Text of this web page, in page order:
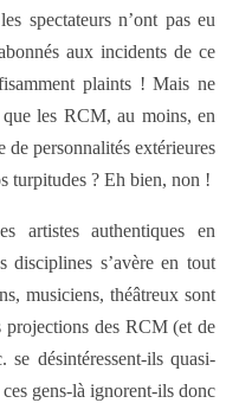
spectateurs n’ont pas eu
aux incidents de ce
plaints ! Mais ne
les RCM, au moins, en
de personnalités extérieures
turpitudes ? Eh bien, non !
artistes authentiques en
disciplines s’avère en tout
musiciens, théâtreux sont
projections des RCM (et de
se désintéressent-ils quasi-
gens-là ignorent-ils donc